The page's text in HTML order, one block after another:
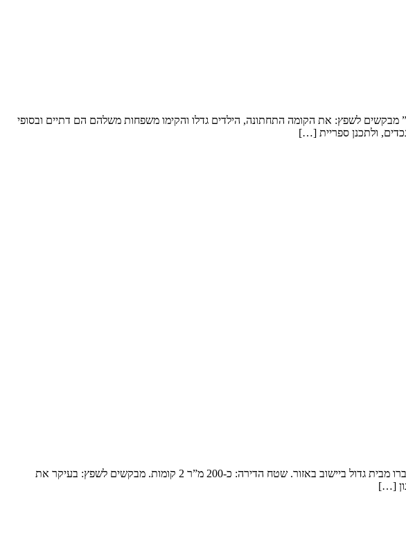
זוג שמארח את 4 הילדים ובני משפחותיהם כל סופ”ש. שטח הדירה: כ- 250 מ”ר וחצר “פטיו” מבקשים לשפץ: את הקומה התחתונה, הילדים גדלו והקימו משפחות משלהם הם דתיים ובסופי
ולתכנן ספריית […]
פנטהואז יוקרתי בנופים המשפחה: זוג שומרי מסורת עם ילד אחד בבית והשאר נשואים עם משפחות ומגיעים בסופי שבוע. הם עברו מבית גדול ביישוב באזור. שטח הדירה: כ-200 מ”ר 2 קומות. מבקשים לשפץ: בעיקר את